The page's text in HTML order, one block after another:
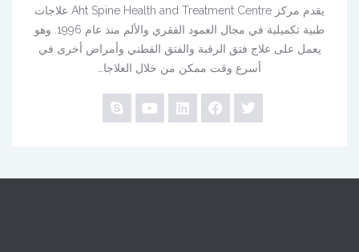
يقدم مركز Aht Spine Health and Treatment Centre علاجات
طبية تكميلية في مجال العمود الفقري والألم منذ عام 1996. وهو
يعمل على علاج فتق الرقبة والفتق القطني وأمراض أخرى في
أسرع وقت ممكن من خلال العلاجا…